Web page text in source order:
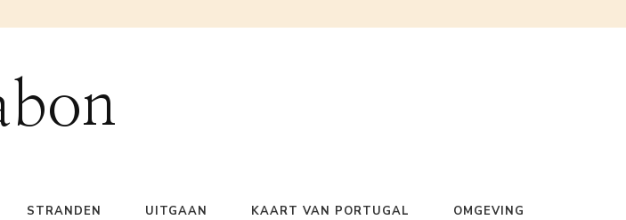
STRANDEN UITGAAN KAART VAN PORTUGAL OMGEVING